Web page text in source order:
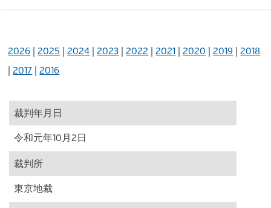
2026 |2025 |2024 |2023 |2022 |2021 |2020 |2019 |2018
|2017 |2016
裁判年月日
令和元年10月2日
裁判所
東京地裁